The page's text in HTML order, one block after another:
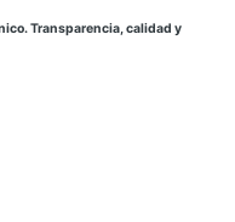
Transparencia, calidad y